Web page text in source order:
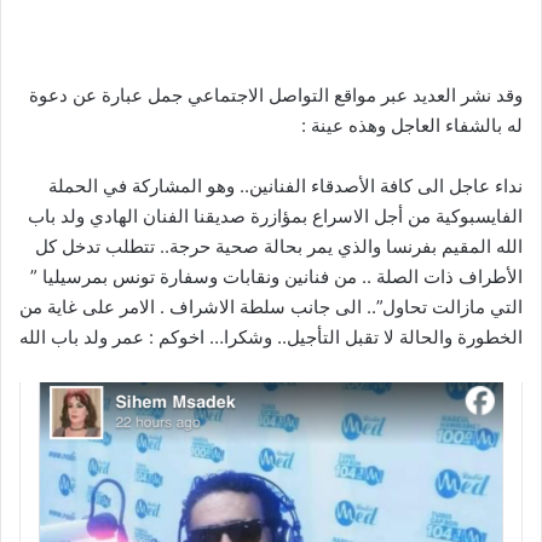
وقد نشر العديد عبر مواقع التواصل الاجتماعي جمل عبارة عن دعوة
له بالشفاء العاجل وهذه عينة :
نداء عاجل الى كافة الأصدقاء الفنانين.. وهو المشاركة في الحملة
الفايسبوكية من أجل الاسراع بمؤازرة صديقنا الفنان الهادي ولد باب
الله المقيم بفرنسا والذي يمر بحالة صحية حرجة.. تتطلب تدخل كل
الأطراف ذات الصلة .. من فنانين ونقابات وسفارة تونس بمرسيليا ”
التي مازالت تحاول”.. الى جانب سلطة الاشراف . الامر على غاية من
الخطورة والحالة لا تقبل التأجيل.. وشكرا… اخوكم : عمر ولد باب الله